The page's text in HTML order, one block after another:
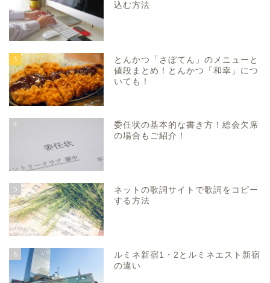
込む方法
3
とんかつ「さぼてん」のメニューと
値段まとめ！とんかつ「和幸」につ
いても！
4
委任状の基本的な書き方！総会欠席
の場合もご紹介！
5
ネットの歌詞サイトで歌詞をコピー
する方法
6
ルミネ新宿1・2とルミネエスト新宿
の違い